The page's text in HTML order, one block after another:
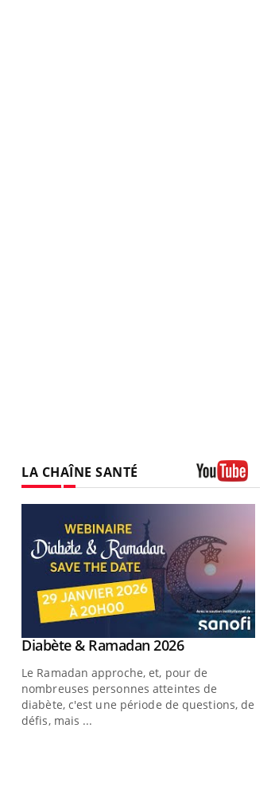
LA CHAÎNE SANTÉ
Youtube
Diabète & Ramadan 2026Youtube
Le Ramadan approche, et, pour de
nombreuses personnes atteintes de
diabète, c'est une période de questions, de
défis, mais ...